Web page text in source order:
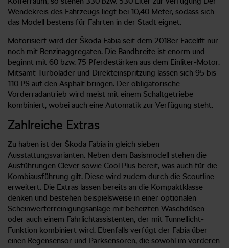
Wendekreis des Fahrzeugs liegt bei 10,40 Meter, sodass sich
das Modell bestens für Fahrten in der Stadt eignet.
Motorisiert wird der Škoda Fabia seit dem 2018er Facelift nur
noch mit Benzinaggregaten. Die Bandbreite ist enorm und
beginnt mit 60 bzw. 75 Pferdestärken aus dem Einliter-Motor.
Mitsamt Turbolader und Direkteinspritzung lassen sich 95 bis
110 PS auf den Asphalt bringen. Der obligatorische
Vorderradantrieb wird meist mit einem Schaltgetriebe
kombiniert, wobei auch eine Automatik zur Verfügung steht.
Zahlreiche Extras
Zu haben ist der Škoda Fabia in gleich sieben
Ausstattungsvarianten. Neben dem Basismodell stehen die
Ausführungen Clever sowie Cool Plus bereit, was auch für die
Kombiausführung gilt. Diese wird zudem durch die Scoutline
erweitert. Die Extras lassen bereits an die Kompaktklasse
denken und bestehen beispielsweise in einer optionalen
Scheinwerferreinigungsanlage mit beheizten Waschdüsen
oder auch einem Fahrlichtassistenten, der mit Tunnellicht-
Funktion kombiniert wird. Ebenfalls verfügt der Fabia über
einen Regensensor und Parksensoren, die sowohl im vorderen